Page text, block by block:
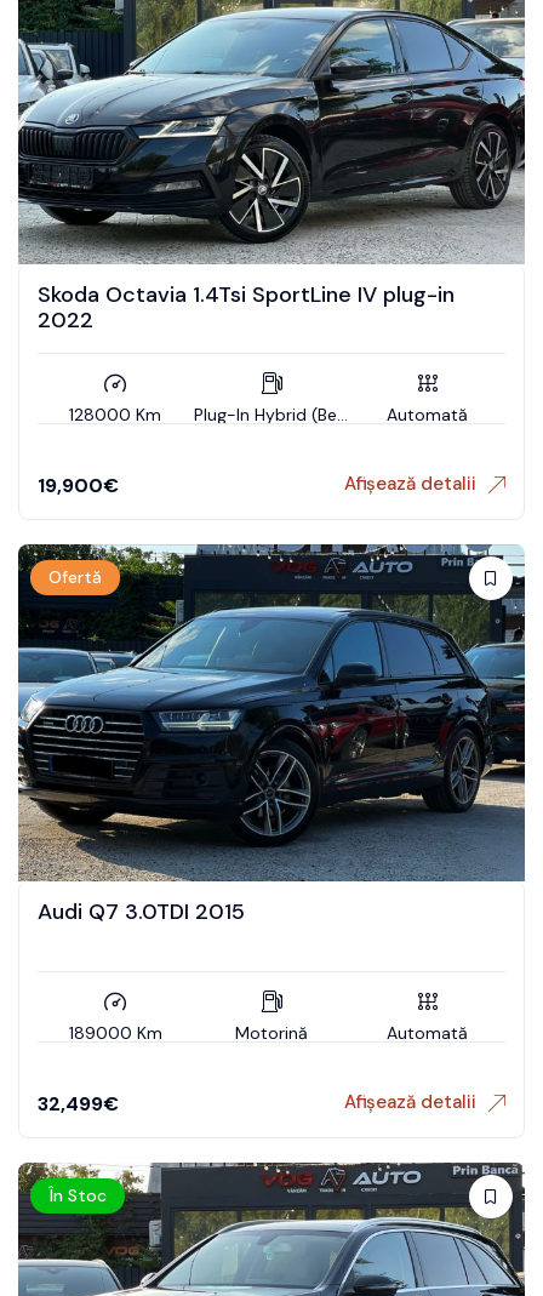
Skoda Octavia 1.4Tsi SportLine IV plug-in
2022
128000 Km Plug-In Hybrid (Benzin) Automată
19,900€ Afișează detalii
Ofertă
Audi Q7 3.0TDI 2015
189000 Km Motorină Automată
32,499€ Afișează detalii
În Stoc